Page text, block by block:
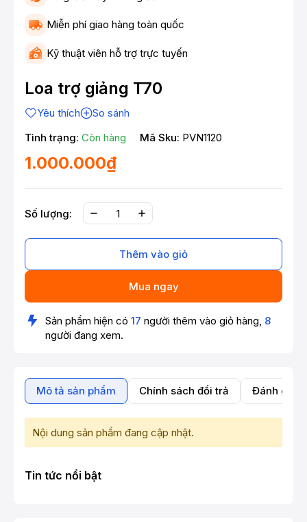
Miễn phí giao hàng toàn quốc
Kỹ thuật viên hỗ trợ trực tuyến
Loa trợ giảng T70
Yêu thích
So sánh
Tình trạng: Còn hàng Mã Sku: PVN1120
1.000.000₫
Số lượng:
Thêm vào giỏ
Mua ngay
Sản phẩm hiện có 17 người thêm vào giỏ hàng, 8
người đang xem.
Mô tả sản phẩm Chính sách đổi trả Đánh giá
Nội dung sản phẩm đang cập nhật.
Tin tức nổi bật